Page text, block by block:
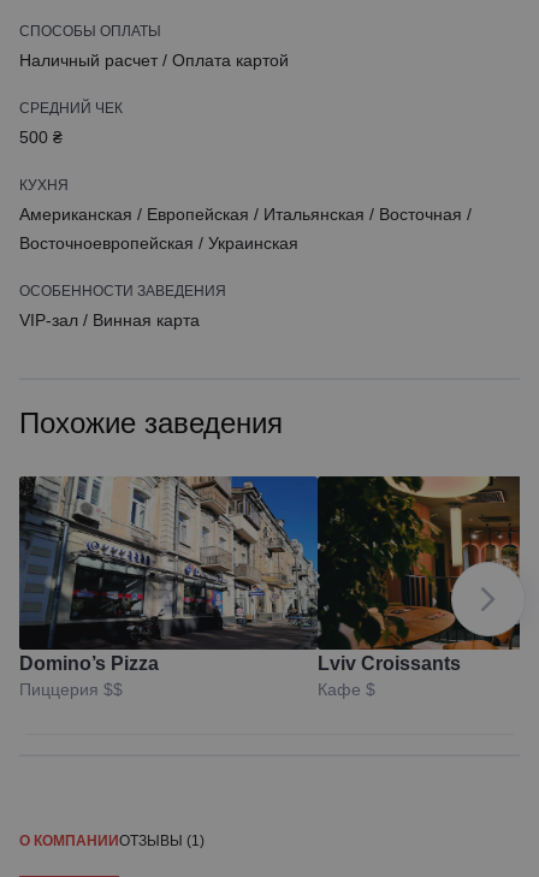
СПОСОБЫ ОПЛАТЫ
Наличный расчет / Оплата картой
СРЕДНИЙ ЧЕК
500 ₴
КУХНЯ
Американская / Европейская / Итальянская / Восточная /
Восточноевропейская / Украинская
ОСОБЕННОСТИ ЗАВЕДЕНИЯ
VIP-зал / Винная карта
Похожие заведения
Domino’s Pizza
Пиццерия $$
Lviv Croissants
Кафе $
О КОМПАНИИОТЗЫВЫ (1)